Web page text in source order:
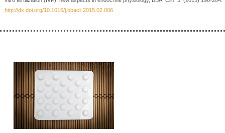
http://dx.doi.org/10.1016/j.bbacli.2015.02.006